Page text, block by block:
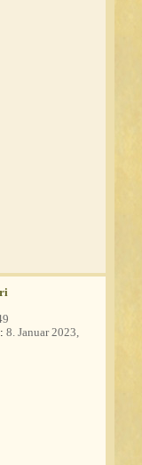
8. Januar 2023,